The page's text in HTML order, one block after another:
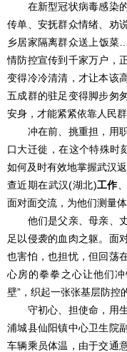
在新型冠状病毒感染的
传单、安抚群众情绪、劝
乡居家隔离群众送上饭
情防控宣传到千家万户，
变得冷冷清清，才让本该
五成群的驻足变得脚步匆
安身，才能紧紧依靠人民
冲在前、挑重担，用职
口大迁徙，在这个特殊时
如何及时有效地掌握武汉
查近期在武汉(湖北)工作
面对面交流，为他们测量
他们是父亲、母亲、丈
足以侵袭的血肉之躯。面
也害怕，也担忧，但回荡
心房的拳拳之心让他们
壁”，织起一张张基层防控
守初心、担使命，用生
浦城县仙阳镇中心卫生院
车辆乘员体温，由于交通